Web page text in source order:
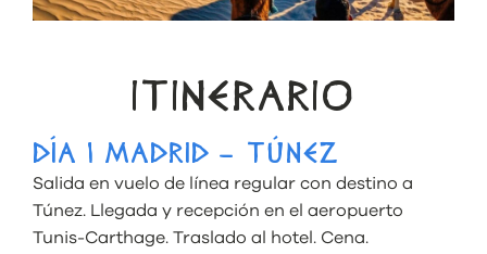
ITINERARIO
DÍA 1 MADRID – TÚNEZ
Salida en vuelo de línea regular con destino a
Túnez. Llegada y recepción en el aeropuerto
Tunis-Carthage. Traslado al hotel. Cena.